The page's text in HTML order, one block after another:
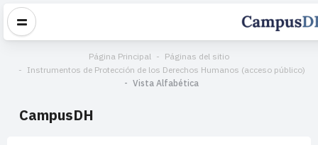
Página Principal
Páginas del sitio
Instrumentos de Protección de los Derechos Humanos (acceso público)
Vista Alfabética
CampusDH